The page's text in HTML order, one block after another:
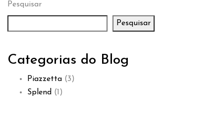
Pesquisar
Pesquisar
Categorias do Blog
Piazzetta (3)
Splend (1)